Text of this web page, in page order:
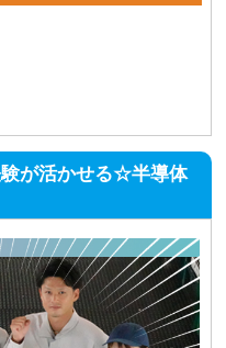
験が活かせる☆半導体